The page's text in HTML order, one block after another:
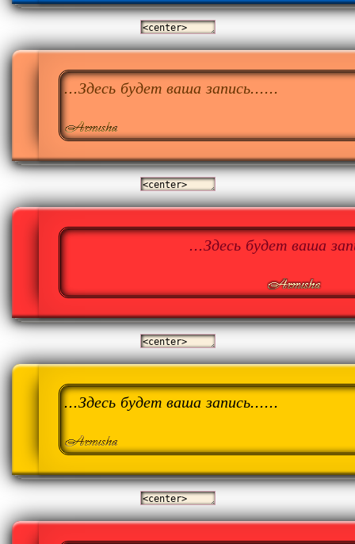
...Здесь будет ваша запись......
...Здесь будет ваша
...Здесь будет ваша запись......